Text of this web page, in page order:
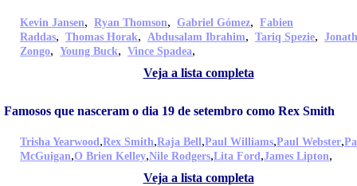
Kevin Jansen, Ryan Thomson, Gabriel Gómez, Fabien
Raddas, Thomas Horak, Abdusalam Ibrahim, Tariq Spezie,
Zongo, Young Buck, Vince Spadea,
Veja a lista completa
Famosos que nasceram o dia 19 de setembro como Rex Smith
Trisha Yearwood,Rex Smith,Raja Bell,Paul Williams,Paul Webster,
McGuigan,O Brien Kelley,Nile Rodgers,Lita Ford,James Lipton,
Veja a lista completa